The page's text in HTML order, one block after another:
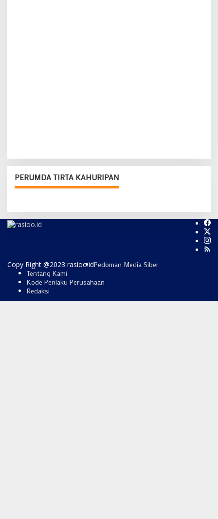
PERUMDA TIRTA KAHURIPAN
Copy Right @2023 rasioo.idPedoman Media Siber
Tentang Kami
Kode Perilaku Perusahaan
Redaksi